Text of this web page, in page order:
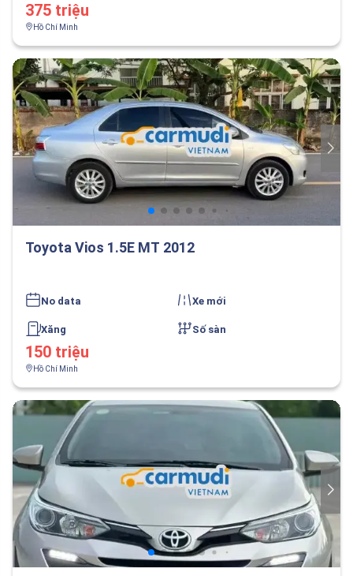
375 triệu
Hồ Chí Minh
Toyota Vios 1.5E MT 2012
No data Xe mới
Xăng Số sàn
150 triệu
Hồ Chí Minh